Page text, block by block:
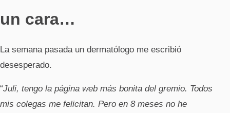
un cara…
La semana pasada un dermatólogo me escribió
desesperado.
“Juli, tengo la página web más bonita del gremio. Todos
mis colegas me felicitan. Pero en 8 meses no he